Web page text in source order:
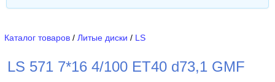
Каталог товаров / Литые диски / LS
LS 571 7*16 4/100 ET40 d73,1 GMF